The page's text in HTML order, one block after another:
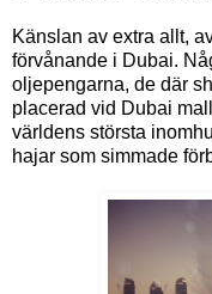
Känslan av extra allt,
förvånande i Dubai.
oljepengarna, de där
placerad vid Dubai
världens största
hajar som simmade